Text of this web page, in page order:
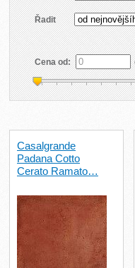
Řadit
Cena od:
Casalgrande
Padana Cotto
Cerato Ramato…